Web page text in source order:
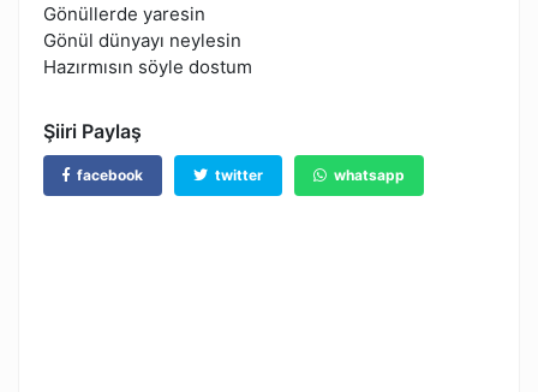
Gönüllerde yaresin
Gönül dünyayı neylesin
Hazırmısın söyle dostum
Şiiri Paylaş
facebook twitter whatsapp